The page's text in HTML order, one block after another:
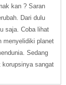
kan ? Saran
Dari dulu
saja. Coba lihat
menyelidiki planet
Sedang
korupsinya sangat